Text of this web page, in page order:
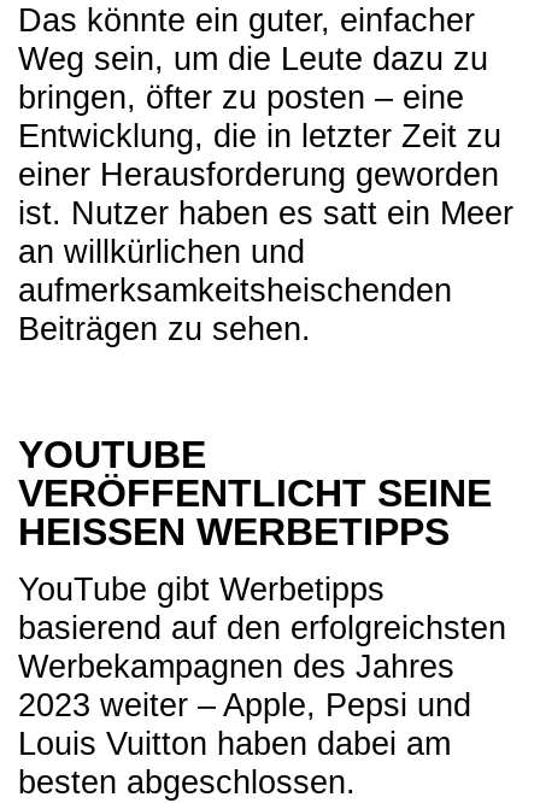
Das könnte ein guter, einfacher
Weg sein, um die Leute dazu zu
bringen, öfter zu posten – eine
Entwicklung, die in letzter Zeit zu
einer Herausforderung geworden
ist. Nutzer haben es satt ein Meer
an willkürlichen und
aufmerksamkeitsheischenden
Beiträgen zu sehen.
YOUTUBE
VERÖFFENTLICHT SEINE
HEISSEN WERBETIPPS
YouTube gibt Werbetipps
basierend auf den erfolgreichsten
Werbekampagnen des Jahres
2023 weiter – Apple, Pepsi und
Louis Vuitton haben dabei am
besten abgeschlossen.